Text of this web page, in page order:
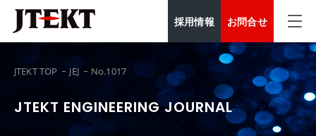
採用情報 お問合せ
JTEKT TOP JEJ No.1017
JTEKT ENGINEERING JOURNAL